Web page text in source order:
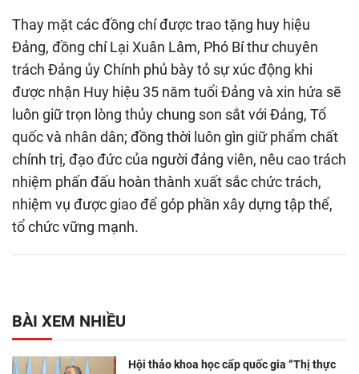
Thay mặt các đồng chí được trao tặng huy hiệu
Đảng, đồng chí Lại Xuân Lâm, Phó Bí thư chuyên
trách Đảng ủy Chính phủ bày tỏ sự xúc động khi
được nhận Huy hiệu 35 năm tuổi Đảng và xin hứa sẽ
luôn giữ trọn lòng thủy chung son sắt với Đảng, Tổ
quốc và nhân dân; đồng thời luôn gìn giữ phẩm chất
chính trị, đạo đức của người đảng viên, nêu cao trách
nhiệm phấn đấu hoàn thành xuất sắc chức trách,
nhiệm vụ được giao để góp phần xây dựng tập thể,
tổ chức vững mạnh.
BÀI XEM NHIỀU
Hội thảo khoa học cấp quốc gia “Thị thực